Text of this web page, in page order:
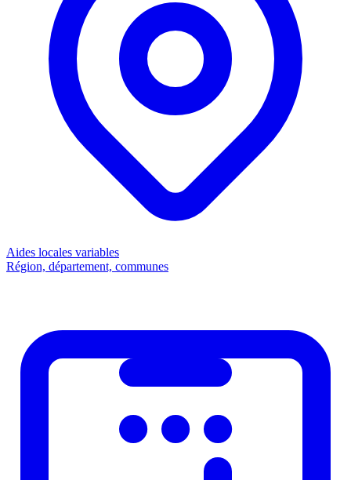
Aides locales variables
Région, département, communes